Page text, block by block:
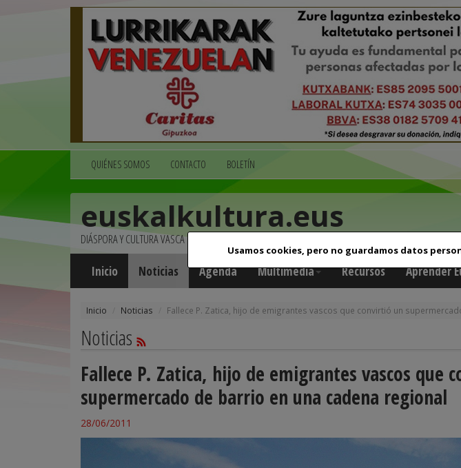
Usamos cookies, pero no guardamos datos
QUIÉNES SOMOS CONTACTO BOLETÍN
euskalkultura.eus
DIÁSPORA Y CULTURA VASCA
Inicio Noticias Agenda Multimedia Recursos Aprender
Inicio Noticias Fallece P. Zatica, hijo de emigrantes vascos que convirtió un
Noticias
Fallece P. Zatica, hijo de emigrantes vascos que
supermercado de barrio en una cadena regional
28/06/2011